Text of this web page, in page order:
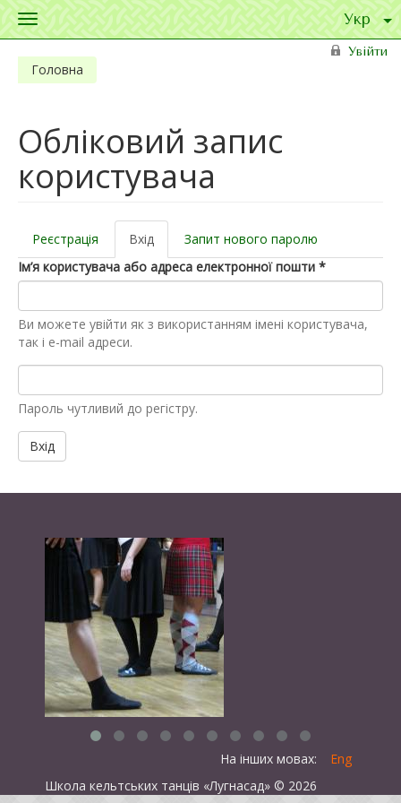
Toggle
Увійти
Головна
Обліковий запис
користувача
Первинні вкладки
Реєстрація Вхід (активна
вкладка)
Запит нового паролю
Ім’я користувача або адреса електронної пошти *
Ви можете увійти як з використанням імені користувача,
так і e-mail адреси.
Пароль чутливий до регістру.
Вхід
На інших мовах:
Eng
Школа кельтських танців «Лугнасад» © 2026